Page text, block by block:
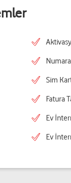
Numara
Sim
Fatura
Ev
Ev